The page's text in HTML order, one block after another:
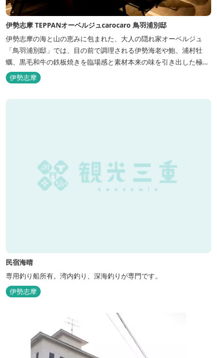
伊勢志摩 TEPPANオーベルジュcarocaro 鳥羽浦別邸
伊勢志摩の海と山の恵みに包まれた、大人の隠れ家オーベルジュ
「鳥羽浦別邸」では、目の前で調理される伊勢海老や鮑、浦村牡
蠣、黒毛和牛の鉄板焼きを臨場感と素材本来の味を引き出した極上
のお料理でご堪能いただけます。露天風呂付きなど6タイプの個性
的な客室で、特別なひとときを大切な人と共にお過ごしくださいま
せ。美食と温泉、上質な空間で贅沢な体験をお届けいたします。
伊勢志摩
民宿海晴
専用釣り船所有。湾内釣り、深海釣りが専門です。
伊勢志摩